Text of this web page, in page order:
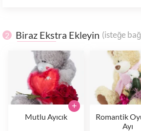
2 Biraz Ekstra Ekleyin (isteğe
Mutlu Ayıcık
+
Romantik
Ayı